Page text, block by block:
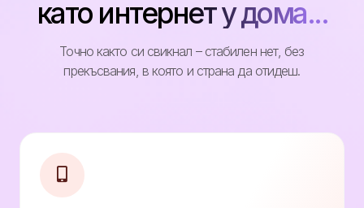
като интернет у дома...
Точно както си свикнал – стабилен нет, без
прекъсвания, в която и страна да отидеш.